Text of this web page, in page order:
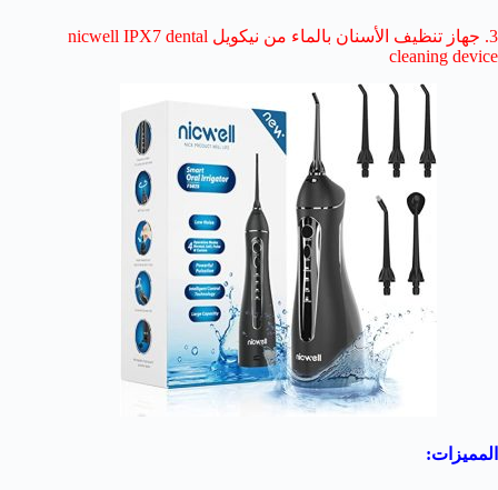
3. جهاز تنظيف الأسنان بالماء من نيكويل nicwell IPX7 dental
cleaning device
المميزات: